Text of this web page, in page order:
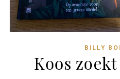
BILLY
Koos